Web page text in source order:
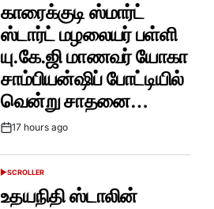
காரைக்குடி ஸ்மார்ட்
ஸ்டார்ட் மழலையர் பள்ளி
யு.கே.ஜி மாணவர் யோகா
சாம்பியன்ஷிப் போட்டியில்
வென்று சாதனை…
Post17 hours ago
POSTED
SCROLLER
உதயநிதி ஸ்டாலின்